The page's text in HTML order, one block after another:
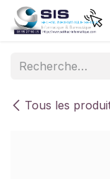
Se rendre au contenu
Tous les